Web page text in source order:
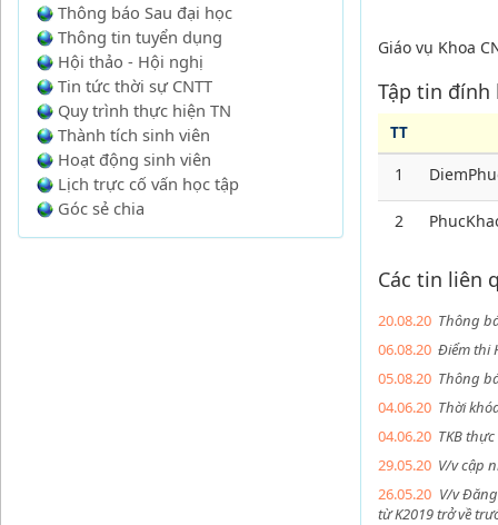
Thông báo Sau đại học
Thông tin tuyển dụng
Hội thảo - Hội nghị
Tin tức thời sự CNTT
Quy trình thực hiện TN
Thành tích sinh viên
Hoạt động sinh viên
Lịch trực cố vấn học tập
Góc sẻ chia
Giáo vụ Khoa
Tập tin đính
TT
1
2
Các tin liên
20.08.20 Thông
06.08.20 Điểm thi
05.08.20 Thông
04.06.20 Thời
04.06.20 TKB
29.05.20 V/v cập
26.05.20 V/v
từ K2019 trở về